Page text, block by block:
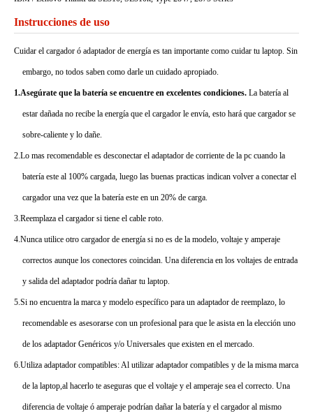
Instrucciones de uso
Cuidar el cargador ó adaptador de energía es tan importante como cuidar tu laptop. Sin
embargo, no todos saben como darle un cuidado apropiado.
1.Asegúrate que la batería se encuentre en excelentes condiciones. La batería al
estar dañada no recibe la energía que el cargador le envía, esto hará que cargador se
sobre-caliente y lo dañe.
2.Lo mas recomendable es desconectar el adaptador de corriente de la pc cuando la
batería este al 100% cargada, luego las buenas practicas indican volver a conectar el
cargador una vez que la batería este en un 20% de carga.
3.Reemplaza el cargador si tiene el cable roto.
4.Nunca utilice otro cargador de energía si no es de la modelo, voltaje y amperaje
correctos aunque los conectores coincidan. Una diferencia en los voltajes de entrada
y salida del adaptador podría dañar tu laptop.
5.Si no encuentra la marca y modelo específico para un adaptador de reemplazo, lo
recomendable es asesorarse con un profesional para que le asista en la elección uno
de los adaptador Genéricos y/o Universales que existen en el mercado.
6.Utiliza adaptador compatibles: Al utilizar adaptador compatibles y de la misma marca
de la laptop,al hacerlo te aseguras que el voltaje y el amperaje sea el correcto. Una
diferencia de voltaje ó amperaje podrían dañar la batería y el cargador al mismo